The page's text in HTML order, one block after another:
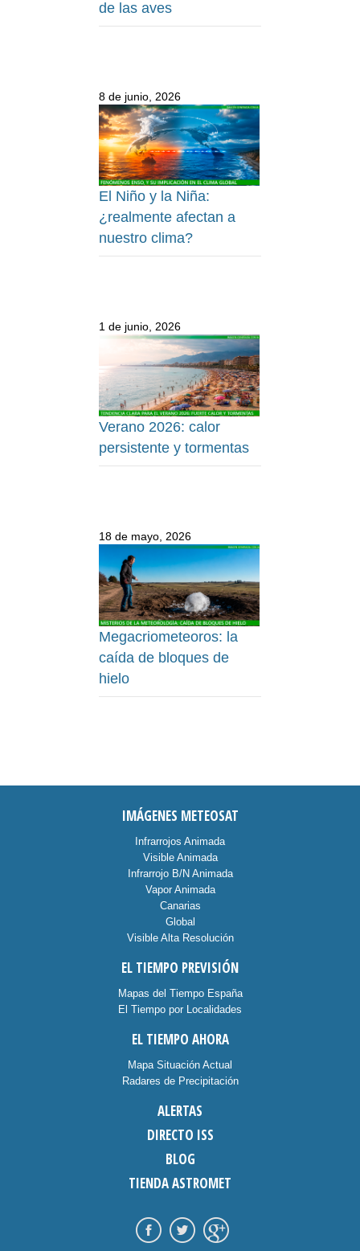
de las aves
8 de junio, 2026
El Niño y la Niña:
¿realmente afectan a
nuestro clima?
1 de junio, 2026
Verano 2026: calor
persistente y tormentas
18 de mayo, 2026
Megacriometeoros: la
caída de bloques de
hielo
IMÁGENES METEOSAT
Infrarrojos Animada
Visible Animada
Infrarrojo B/N Animada
Vapor Animada
Canarias
Global
Visible Alta Resolución
EL TIEMPO PREVISIÓN
Mapas del Tiempo España
El Tiempo por Localidades
EL TIEMPO AHORA
Mapa Situación Actual
Radares de Precipitación
ALERTAS
DIRECTO ISS
BLOG
TIENDA ASTROMET